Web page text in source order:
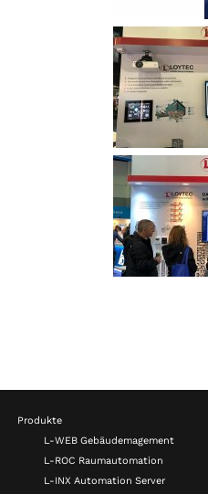
Produkte
L-WEB Gebäudemagement
L-ROC Raumautomation
L-INX Automation Server